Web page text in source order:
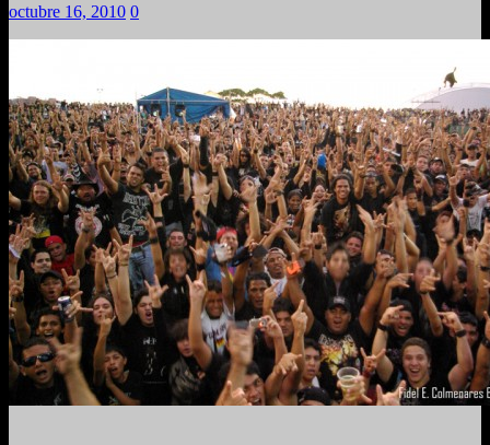
octubre 16, 2010 0